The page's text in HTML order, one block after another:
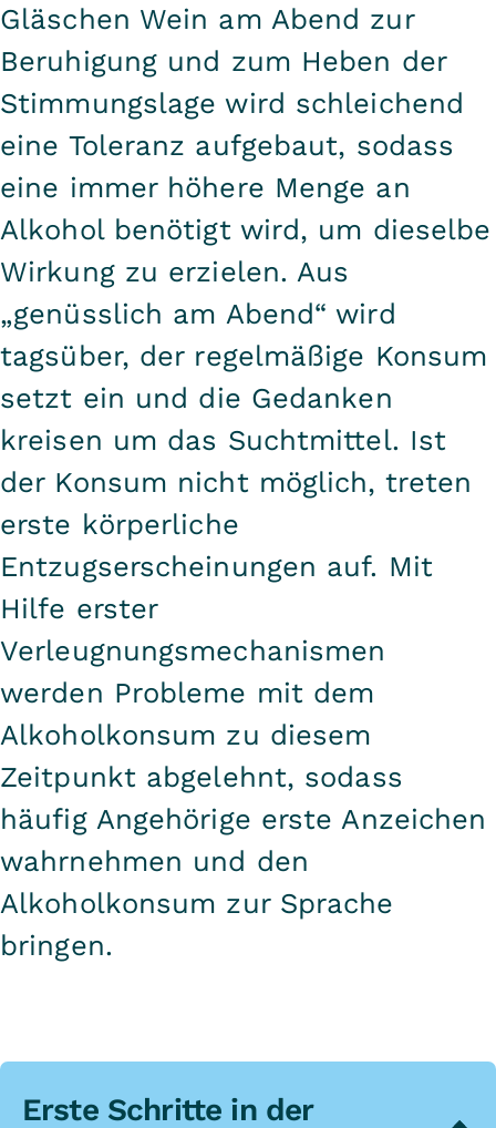
Gläschen Wein am Abend zur
Beruhigung und zum Heben der
Stimmungslage wird schleichend
eine Toleranz aufgebaut, sodass
eine immer höhere Menge an
Alkohol benötigt wird, um dieselbe
Wirkung zu erzielen. Aus
„genüsslich am Abend“ wird
tagsüber, der regelmäßige Konsum
setzt ein und die Gedanken
kreisen um das Suchtmittel. Ist
der Konsum nicht möglich, treten
erste körperliche
Entzugserscheinungen auf. Mit
Hilfe erster
Verleugnungsmechanismen
werden Probleme mit dem
Alkoholkonsum zu diesem
Zeitpunkt abgelehnt, sodass
häufig Angehörige erste Anzeichen
wahrnehmen und den
Alkoholkonsum zur Sprache
bringen.
Erste Schritte in der